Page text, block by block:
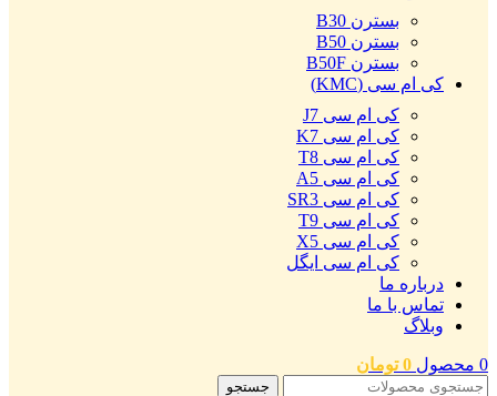
بسترن B30
بسترن B50
بسترن B50F
کی ام سی (KMC)
کی ام سی J7
کی ام سی K7
کی ام سی T8
کی ام سی A5
کی ام سی SR3
کی ام سی T9
کی ام سی X5
کی ام سی ایگل
درباره ما
تماس با ما
وبلاگ
0 محصول 0 تومان
جستجو